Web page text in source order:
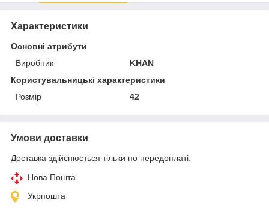
Характеристики
Основні атрибути
Виробник
KHAN
Користувальницькі характеристики
Розмір
42
Умови доставки
Доставка здійснюється тільки по передоплаті.
Нова Пошта
Укрпошта